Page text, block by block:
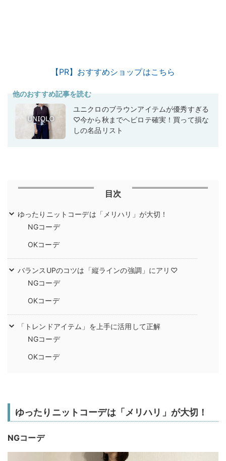
【PR】おすすめショップはこちら
他のおすすめ記事を読む
ユニクロのブラウンアイテムが優秀すぎる
♡今から秋までヘビロテ確実！買って損な
しの名品リスト
目次
ゆったりニットコーデは「メリハリ」が大切！
NGコーデ
OKコーデ
バランスUPのコツは「縦ラインの強調」にアリ♡
NGコーデ
OKコーデ
「トレンドアイテム」を上手に活用して正解
NGコーデ
OKコーデ
ゆったりニットコーデは「メリハリ」が大切！
NGコーデ